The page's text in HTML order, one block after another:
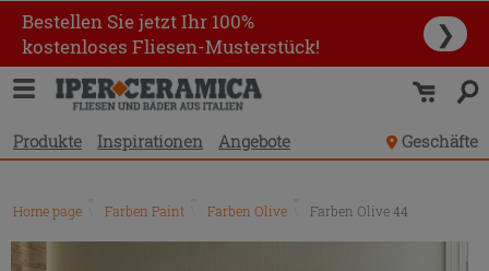
Bestellen Sie jetzt Ihr 100%
kostenloses Fliesen-Musterstück!
❯
Produkte Inspirationen Angebote Geschäfte
Home page Farben Paint Farben Olive Farben Olive 44